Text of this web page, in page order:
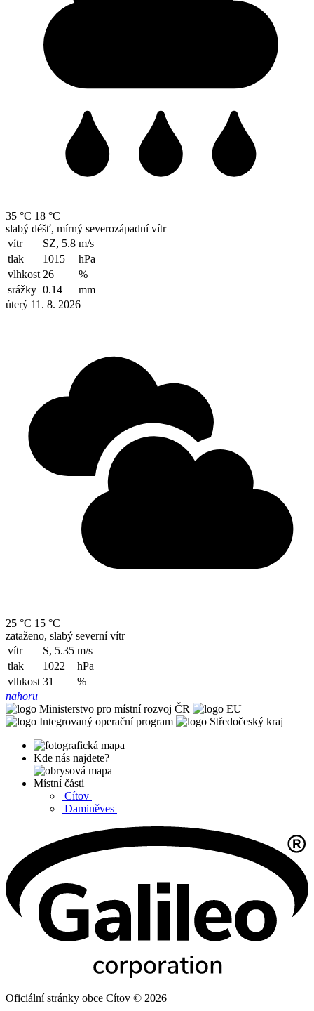
35 °C 18 °C
slabý déšť, mírný severozápadní vítr
vítr
SZ, 5.8 m/s
tlak
1015
hPa
vlhkost 26
%
srážky 0.14
mm
úterý 11. 8. 2026
25 °C 15 °C
zataženo, slabý severní vítr
vítr
S, 5.35 m/s
tlak
1022
hPa
vlhkost 31
%
nahoru
Kde nás najdete?
Místní části
Cítov
Daminěves
Oficiální stránky obce Cítov © 2026